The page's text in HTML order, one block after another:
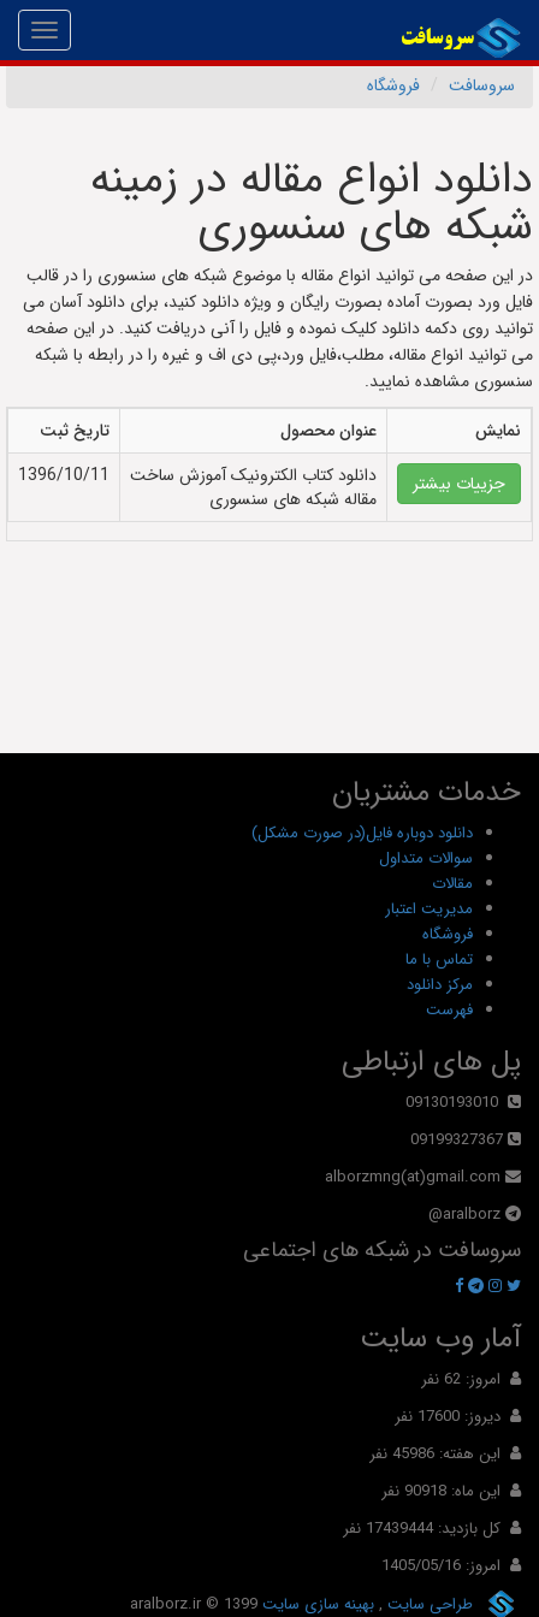
سروسافت
فروشگاه
دانلود انواع مقاله در زمینه
شبکه های سنسوری
در این صفحه می توانید انواع مقاله با موضوع شبکه های سنسوری را در قالب
فایل ورد بصورت آماده بصورت رایگان و ویژه دانلود کنید، برای دانلود آسان می
توانید روی دکمه دانلود کلیک نموده و فایل را آنی دریافت کنید. در این صفحه
می توانید انواع مقاله، مطلب،فایل ورد،پی دی اف و غیره را در رابطه با شبکه
سنسوری مشاهده نمایید.
نمایش
عنوان محصول
تاریخ ثبت
جزییات بیشتر
دانلود کتاب الکترونيک آموزش ساخت
مقاله شبکه های سنسوری
1396/10/11
خدمات مشتریان
دانلود دوباره فایل(در صورت مشکل)
سوالات متداول
مقالات
مدیریت اعتبار
فروشگاه
تماس با ما
مرکز دانلود
فهرست
پل های ارتباطی
09130193010
09199327367
alborzmng(at)gmail.com
aralborz@
سروسافت در شبکه های اجتماعی
آمار وب سایت
امروز: 62 نفر
دیروز: 17600 نفر
این هفته: 45986 نفر
این ماه: 90918 نفر
کل بازدید: 17439444 نفر
امروز: 1405/05/16
طراحی سایت ,بهینه سازی سایت aralborz.ir © 1399